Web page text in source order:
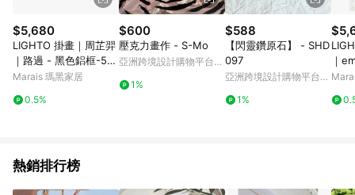
上，首次下載 Pinkoi APP 後，需透過 LINE 購物前往 Pinkoi 頁
面，方享導購資格。
$5,680
LIGHTO 掛畫｜周芷羿
｜路過 - 黑色鋁框-50
x 70 cm
Marais 瑪黑家居
0.5%
$600
壓克力畫作 - S-Mo
亞洲跨境設計購物平台
1%
$588
【閃靈鑽原石】 - SHD
097
亞洲跨境設計購物平台
1%
｜
原
熱銷排行榜